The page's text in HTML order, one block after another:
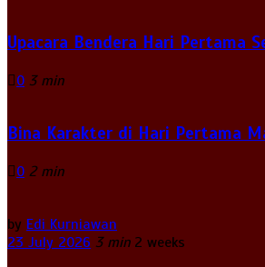
Upacara Bendera Hari Pertama
0 3 min
Bina Karakter di Hari Pertama
0 2 min
by Edi Kurniawan
23 July 2026 3 min 2 weeks